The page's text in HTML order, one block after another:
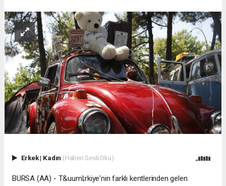
Erkek| Kadın (Haberi Sesli Oku)
BURSA (AA) - T&uuml;rkiye'nin farklı kentlerinden gelen